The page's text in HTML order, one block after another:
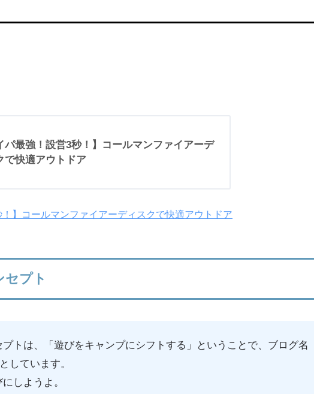
パ最強！設営3秒！】コールマンファイアーデ
で快適アウトドア
！】コールマンファイアーディスクで快適アウトドア
セプト
トは、「遊びをキャンプにシフトする」ということで、ブログ名
しています。
しようよ。